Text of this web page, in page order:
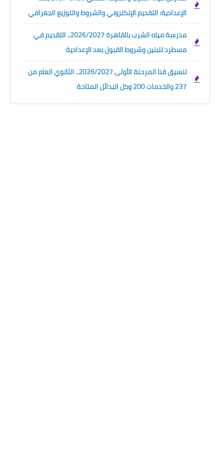
الإعدادية: التقديم الإلكتروني والشروط والتوزيع الجغرافي
مدرسة مياه الشرب بالقاهرة 2026/2027.. التقديم في
مسطرد للبنين وشروط القبول بعد الإعدادية
تنسيق قنا المرحلة الأولى 2026/2027.. الثانوي العام من
237 والخدمات 200 وكل البدائل المتاحة